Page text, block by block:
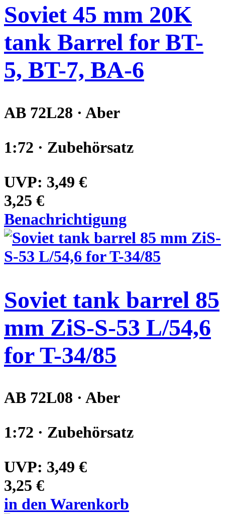
Soviet 45 mm 20K
tank Barrel for BT-
5, BT-7, BA-6
AB 72L28 · Aber
1:72 · Zubehörsatz
UVP: 3,49 €
3,25 €
Benachrichtigung
Soviet tank barrel 85
mm ZiS-S-53 L/54,6
for T-34/85
AB 72L08 · Aber
1:72 · Zubehörsatz
UVP: 3,49 €
3,25 €
in den Warenkorb